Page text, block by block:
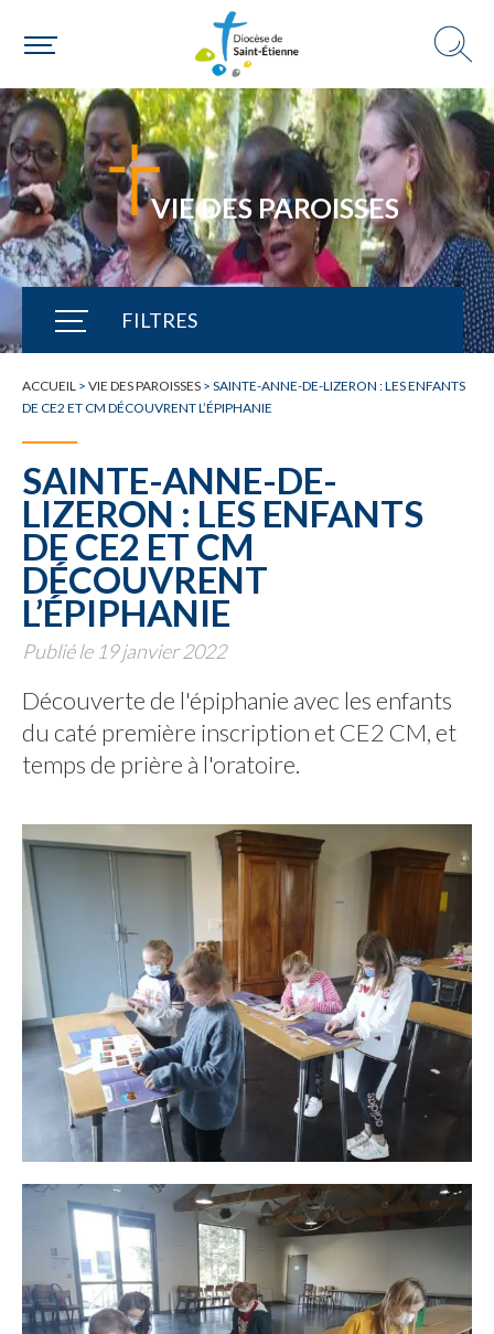
VIE DES PAROISSES
FILTRES
TOUTE L'ACTUALITÉ
ACCUEIL > VIE DES PAROISSES > SAINTE-ANNE-DE-LIZERON : LES ENFANTS
DE CE2 ET CM DÉCOUVRENT L’ÉPIPHANIE
SAINTE-ANNE-DE-
LIZERON : LES ENFANTS
DE CE2 ET CM
DÉCOUVRENT
L’ÉPIPHANIE
Publié le 19 janvier 2022
Découverte de l'épiphanie avec les enfants
du caté première inscription et CE2 CM, et
temps de prière à l'oratoire.